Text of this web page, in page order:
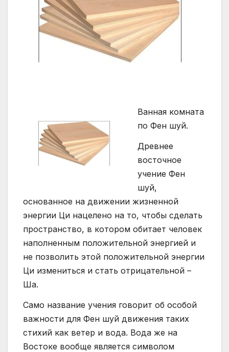
Ванная комната
пo Фен шуй.
Древнее
восточное
учение Фен
шуй,
основанное на движении жизненной
энергии Ци нацелено на то, чтобы сделать
пространство, в котором обитает человек
наполненным положительной энергией и
не позволить этой положительной энергии
Ци измениться и стать отрицательной –
Ша.
Само название учения говорит об особой
важности для Фен шуй движения таких
стихий как ветер и вода. Вода же на
Востоке вообще является символом